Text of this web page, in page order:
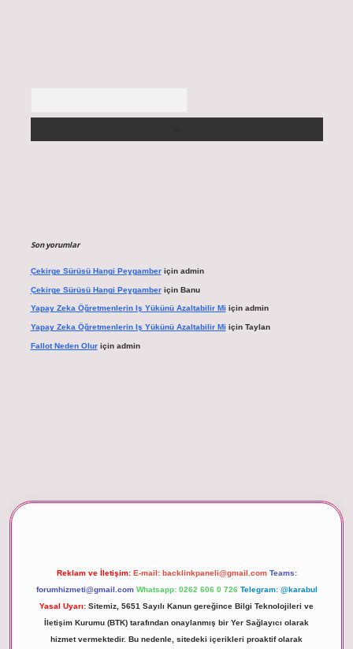
Son yorumlar
Çekirge Sürüsü Hangi Peygamberiçin admin
Çekirge Sürüsü Hangi Peygamberiçin Banu
Yapay Zeka Öğretmenlerin Iş Yükünü Azaltabilir Mi için admin
Yapay Zeka Öğretmenlerin Iş Yükünü Azaltabilir Mi için Taylan
Fallot Neden Oluriçin admin
Reklam ve İletişim: E-mail: backlinkpaneli@gmail.com Teams:
forumhizmeti@gmail.com Whatsapp: 0262 606 0 726 Telegram: @karabul
Yasal Uyarı: Sitemiz, 5651 Sayılı Kanun gereğince Bilgi Teknolojileri ve
İletişim Kurumu (BTK) tarafından onaylanmış bir Yer Sağlayıcı olarak
hizmet vermektedir. Bu nedenle, sitedeki içerikleri proaktif olarak